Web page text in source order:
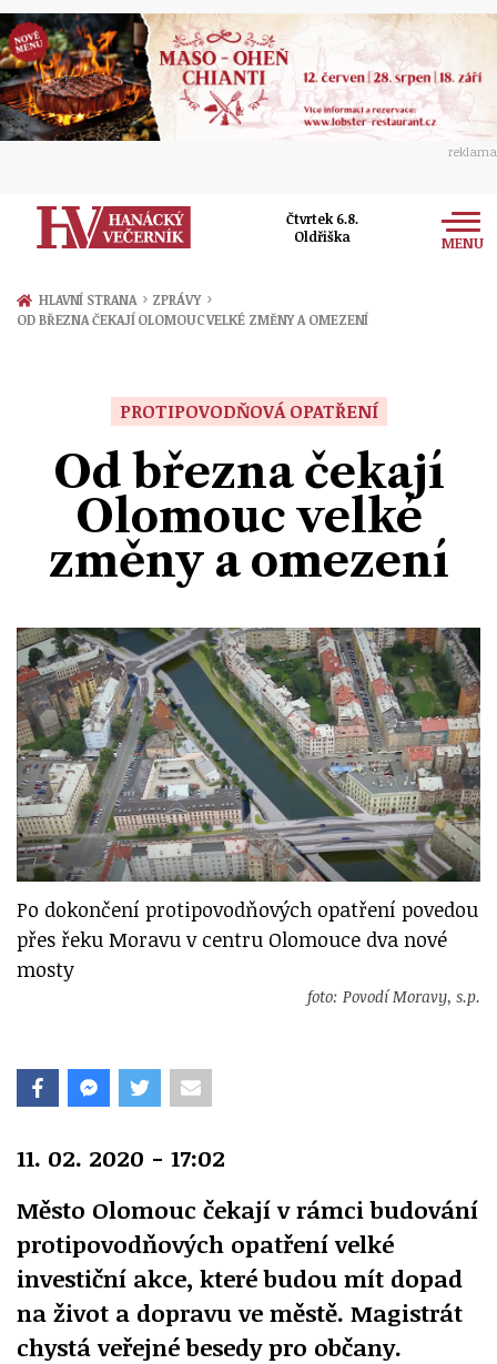
reklama
Čtvrtek 6.8.
Oldřiška
MENU
Zprávy
Přerov
Ekonomika
Kultura
Společnost
Sport
Divadlo
Výstavy
Osobnosti
Film
Ostatní
Ženy
Zábava
Zajímavosti
Sport
Fotbal
Atletika
Plavání
Cyklistika
Motosport
Ostatní
Publicistika
Ankety
Glosy & Komentáře
HLAVNÍ STRANA › ZPRÁVY ›
OD BŘEZNA ČEKAJÍ OLOMOUC VELKÉ ZMĚNY A OMEZENÍ
PROTIPOVODŇOVÁ OPATŘENÍ
Od března čekají
Olomouc velké
změny a omezení
Po dokončení protipovodňových opatření povedou
přes řeku Moravu v centru Olomouce dva nové
mosty
foto: Povodí Moravy, s.p.
11. 02. 2020 - 17:02
Město Olomouc čekají v rámci budování
protipovodňových opatření velké
investiční akce, které budou mít dopad
na život a dopravu ve městě. Magistrát
chystá veřejné besedy pro občany.